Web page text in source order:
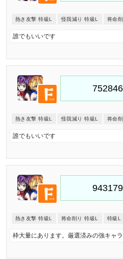
熱き友撃 特級L 怪我減り 特級L 将命
誰でもいいです
熱き友撃 特級L 怪我減り 特級L 将命
誰でもいいです
熱き友撃 特級L 将命削り 特級L 特級L
枠大量にあります。厳選済みの強キャラ